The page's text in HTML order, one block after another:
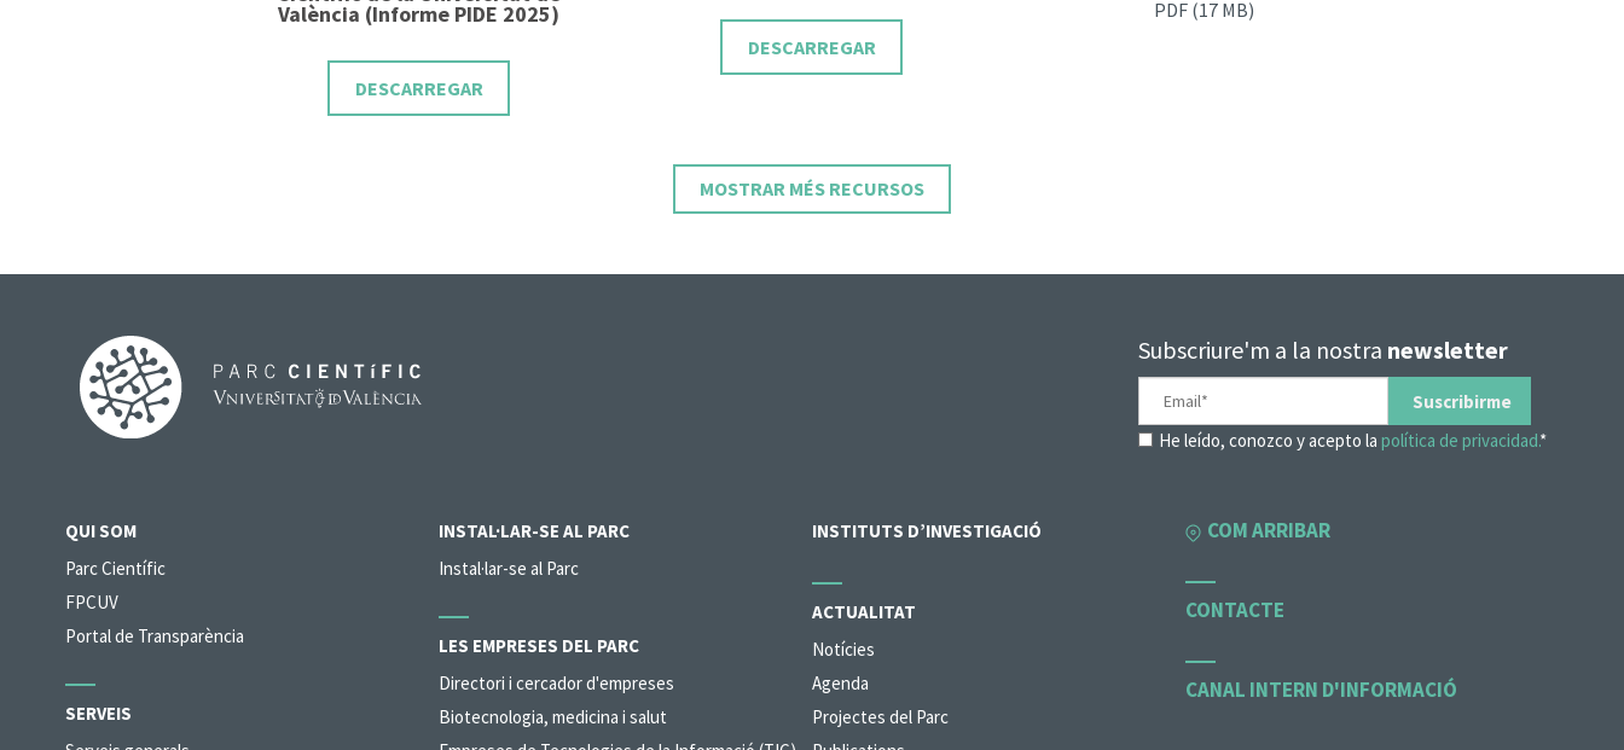
València (Informe PIDE 2025)
DESCARREGAR
DESCARREGAR
PDF (17 MB)
MOSTRAR MÉS RECURSOS
Subscriure'm a la nostra newsletter
He leído, conozco y acepto la política de privacidad.*
QUI SOM
Parc Científic
FPCUV
Portal de Transparència
SERVEIS
INSTAL·LAR-SE AL PARC
Instal·lar-se al Parc
LES EMPRESES DEL PARC
Directori i cercador d'empreses
Biotecnologia, medicina i salut
INSTITUTS D’INVESTIGACIÓ
ACTUALITAT
Notícies
Agenda
Projectes del Parc
COM ARRIBAR
CONTACTE
CANAL INTERN D'INFORMACIÓ